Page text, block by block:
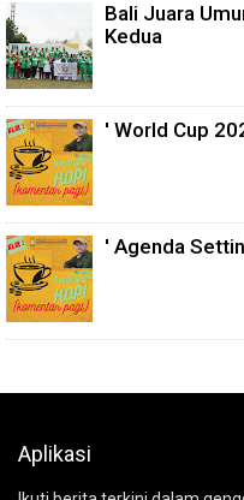
Bali Juara
Kedua
' World Cup
' Agenda
Aplikasi